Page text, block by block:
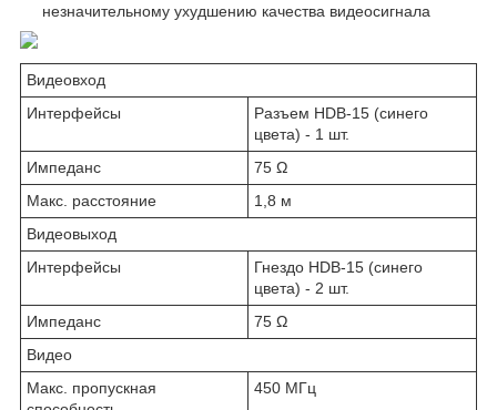
незначительному ухудшению качества видеосигнала
Видеовход
Интерфейсы
Разъем HDB-15 (синего
цвета) - 1 шт.
Импеданс
75 Ω
Макс. расстояние
1,8 м
Видеовыход
Интерфейсы
Гнездо HDB-15 (синего
цвета) - 2 шт.
Импеданс
75 Ω
Видео
Макс. пропускная
450 MГц